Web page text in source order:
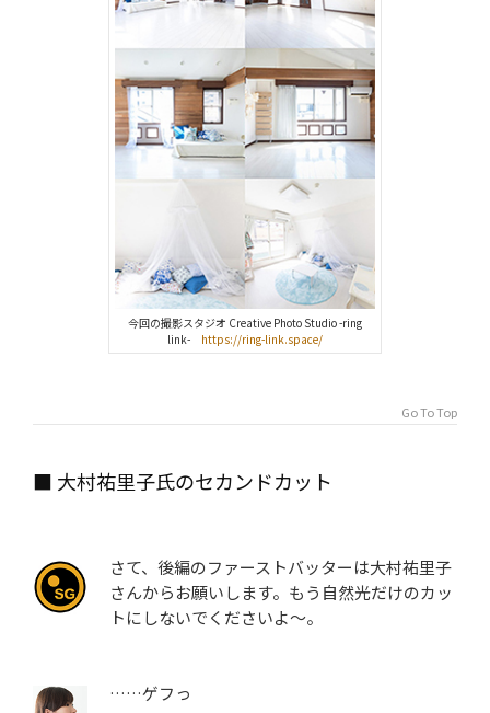
今回の撮影スタジオ Creative Photo Studio -ring
link- https://ring-link.space/
Go To Top
■ 大村祐里子氏のセカンドカット
さて、後編のファーストバッターは大村祐里子
さんからお願いします。もう自然光だけのカッ
トにしないでくださいよ～。
……ゲフっ